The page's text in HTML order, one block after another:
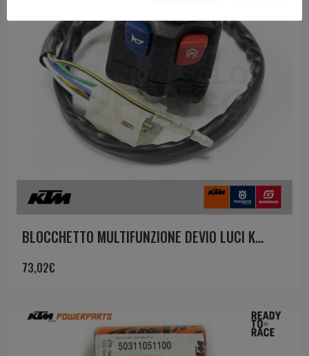
BLOCCHETTO MULTIFUNZIONE DEVIO LUCI K...
73,02€